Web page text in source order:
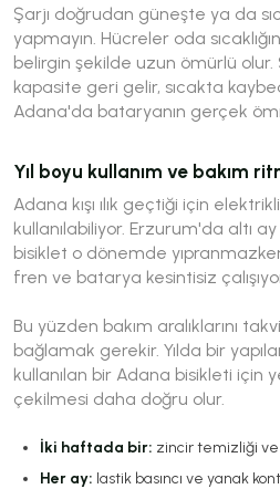
Şarjı doğrudan güneşte ya da
yapmayın. Hücreler oda
belirgin şekilde uzun ömürlü
kapasite geri gelir, sıcakta
Adana'da bataryanın gerçek
Yıl boyu kullanım ve bakım
Adana kışı ılık geçtiği için
kullanılabiliyor. Erzurum'da altı
bisiklet o dönemde
fren ve batarya kesintisiz
Bu yüzden bakım aralıklarını
bağlamak gerekir. Yılda bir
kullanılan bir Adana bisikleti için
çekilmesi daha doğru olur.
İki haftada bir: zincir temizliği
Her ay: lastik basıncı ve yanak